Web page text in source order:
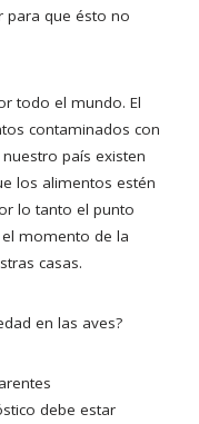
para que ésto no
todo el mundo. El
contaminados con
país existen
los alimentos estén
lo tanto el punto
momento de la
casas.
en las aves?
debe estar